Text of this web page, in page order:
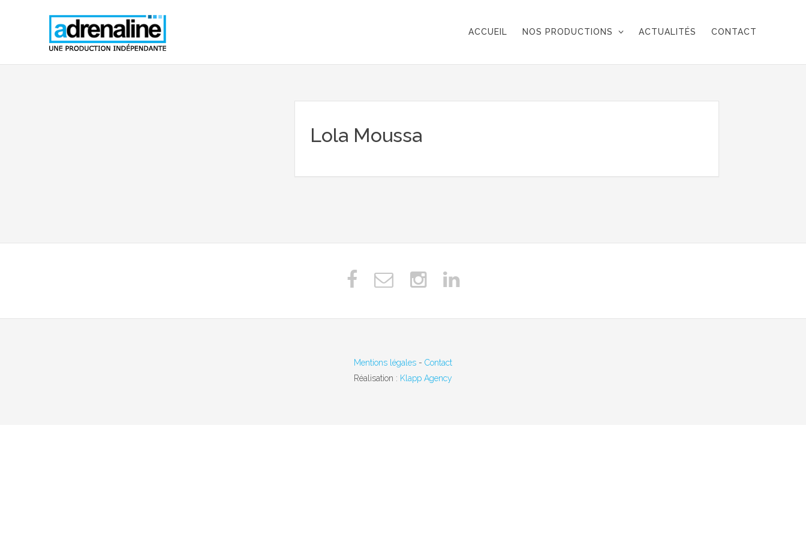
ACCUEIL NOS PRODUCTIONS ACTUALITÉS CONTACT
Lola Moussa
Mentions légales - Contact
Réalisation : Klapp Agency